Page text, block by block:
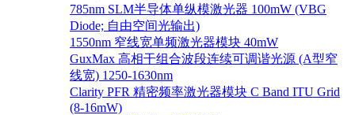
785nm SLM半导体单纵模激光器 100mW (VBG
Diode; 自由空间光输出)
1550nm 窄线宽单频激光器模块 40mW
GuxMax 高相干组合波段连续可调谐光源 (A型窄
线宽) 1250-1630nm
Clarity PFR 精密频率激光器模块 C Band ITU Grid
(8-16mW)